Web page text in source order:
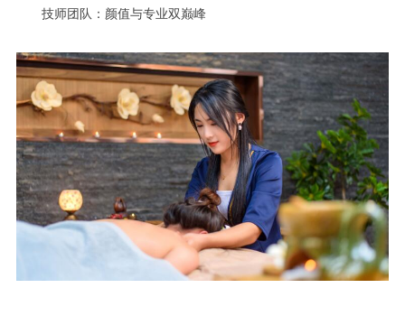
技师团队：颜值与专业双巅峰